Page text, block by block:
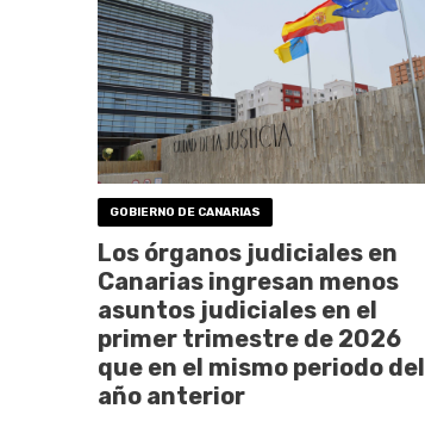
GOBIERNO DE CANARIAS
Los órganos judiciales en
Canarias ingresan menos
asuntos judiciales en el
primer trimestre de 2026
que en el mismo periodo del
año anterior